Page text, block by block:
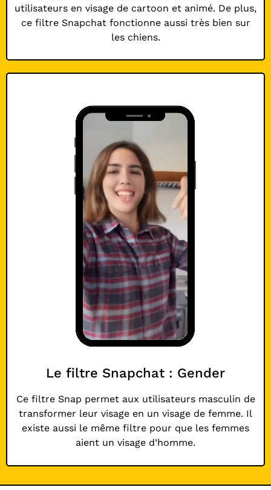
utilisateurs en visage de cartoon et animé. De plus,
ce filtre Snapchat fonctionne aussi très bien sur
les chiens.
Le filtre Snapchat : Gender
Ce filtre Snap permet aux utilisateurs masculin de
transformer leur visage en un visage de femme. Il
existe aussi le même filtre pour que les femmes
aient un visage d’homme.